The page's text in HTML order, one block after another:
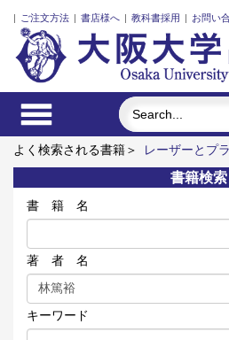
| ご注文方法 | 書店様へ | 教科書採用 | お問い
よく検索される書籍＞
レーザーとプ
る
三人の藤野先生、その生涯と交流
シュキルトを訪ねて
下痢、ストレス
書籍検索
書 籍 名
著 者 名
キーワード